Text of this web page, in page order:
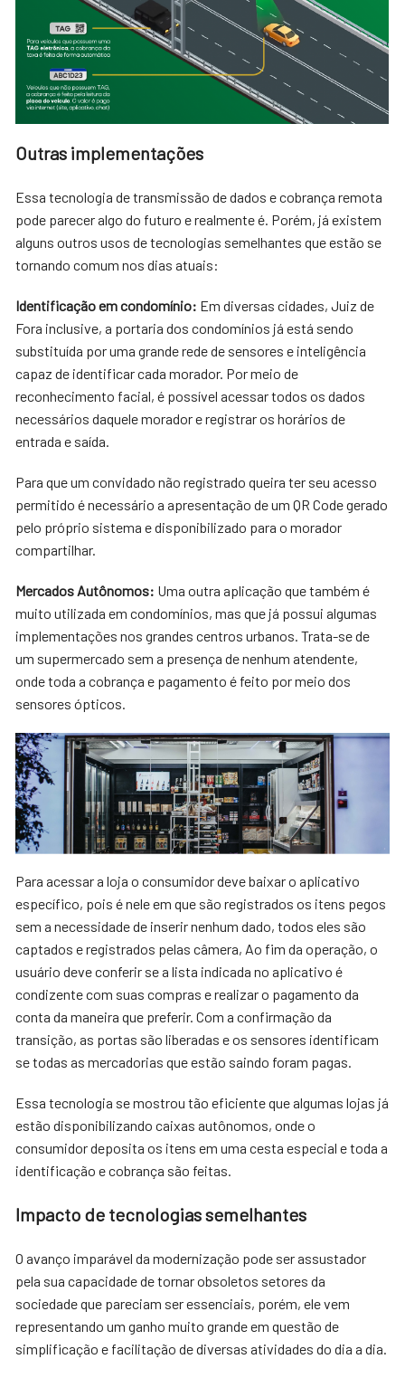
Outras implementações
Essa tecnologia de transmissão de dados e cobrança remota
pode parecer algo do futuro e realmente é. Porém, já existem
alguns outros usos de tecnologias semelhantes que estão se
tornando comum nos dias atuais:
Identificação em condomínio: Em diversas cidades, Juiz de
Fora inclusive, a portaria dos condomínios já está sendo
substituída por uma grande rede de sensores e inteligência
capaz de identificar cada morador. Por meio de
reconhecimento facial, é possível acessar todos os dados
necessários daquele morador e registrar os horários de
entrada e saída.
Para que um convidado não registrado queira ter seu acesso
permitido é necessário a apresentação de um QR Code gerado
pelo próprio sistema e disponibilizado para o morador
compartilhar.
Mercados Autônomos: Uma outra aplicação que também é
muito utilizada em condomínios, mas que já possui algumas
implementações nos grandes centros urbanos. Trata-se de
um supermercado sem a presença de nenhum atendente,
onde toda a cobrança e pagamento é feito por meio dos
sensores ópticos.
Para acessar a loja o consumidor deve baixar o aplicativo
específico, pois é nele em que são registrados os itens pegos
sem a necessidade de inserir nenhum dado, todos eles são
captados e registrados pelas câmera, Ao fim da operação, o
usuário deve conferir se a lista indicada no aplicativo é
condizente com suas compras e realizar o pagamento da
conta da maneira que preferir. Com a confirmação da
transição, as portas são liberadas e os sensores identificam
se todas as mercadorias que estão saindo foram pagas.
Essa tecnologia se mostrou tão eficiente que algumas lojas já
estão disponibilizando caixas autônomos, onde o
consumidor deposita os itens em uma cesta especial e toda a
identificação e cobrança são feitas.
Impacto de tecnologias semelhantes
O avanço imparável da modernização pode ser assustador
pela sua capacidade de tornar obsoletos setores da
sociedade que pareciam ser essenciais, porém, ele vem
representando um ganho muito grande em questão de
simplificação e facilitação de diversas atividades do dia a dia.